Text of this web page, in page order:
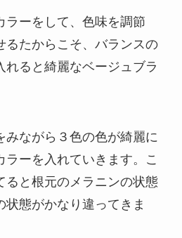
ラーをして、色味を調節
るたからこそ、バランスの
れると綺麗なベージュブラ
みながら３色の色が綺麗に
ラーを入れていきます。こ
ると根元のメラニンの状態
状態がかなり違ってきま